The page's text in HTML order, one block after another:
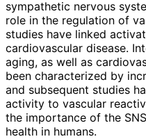
sympathetic nervous
role in the regulation of
studies have linked
cardiovascular disease.
aging, as well as
been characterized by
and subsequent studies
activity to vascular
the importance of the
health in humans.